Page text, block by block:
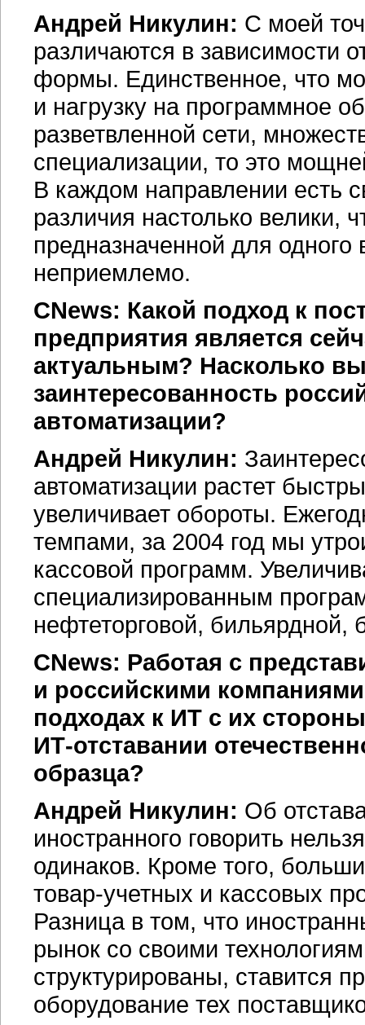
Андрей Никулин: С моей
различаются в зависимости
формы. Единственное, что
и нагрузку на программное
разветвленной сети,
специализации, то это
В каждом направлении есть
различия настолько велики,
предназначенной для
неприемлемо.
CNews: Какой подход к
предприятия является
актуальным? Насколько
заинтересованность
автоматизации?
Андрей Никулин:
автоматизации растет
увеличивает обороты.
темпами, за 2004 год мы
кассовой программ.
специализированным
нефтеторговой, бильярдной,
CNews: Работая с
и российскими
подходах к ИТ с их
ИТ-отставании
образца?
Андрей Никулин: Об
иностранного говорить
одинаков. Кроме того,
товар-учетных и кассовых
Разница в том, что
рынок со своими
структурированы, ставится
оборудование тех